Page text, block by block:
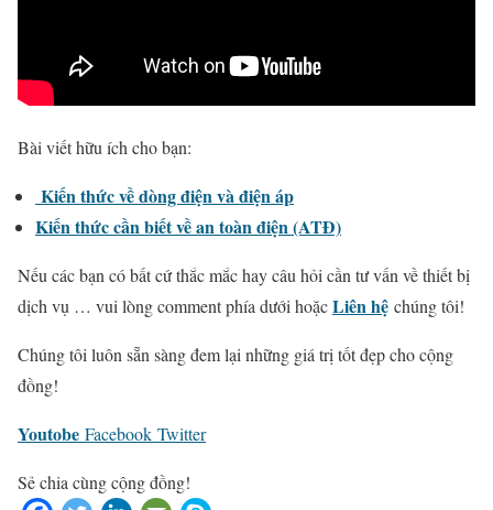
Bài viết hữu ích cho bạn:
Kiến thức về dòng điện và điện áp
Kiến thức cần biết về an toàn điện (ATĐ)
Nếu các bạn có bất cứ thắc mắc hay câu hỏi cần tư vấn về thiết bị
dịch vụ … vui lòng comment phía dưới hoặcLiên hệ chúng tôi!
Chúng tôi luôn sẵn sàng đem lại những giá trị tốt đẹp cho cộng
đồng!
Youtobe Facebook Twitter
Sẻ chia cùng cộng đồng!